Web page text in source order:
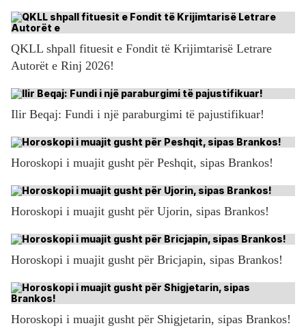
QKLL shpall fituesit e Fondit të Krijimtarisë Letrare
Autorët e Rinj 2026!
Ilir Beqaj: Fundi i një paraburgimi të pajustifikuar!
Horoskopi i muajit gusht për Peshqit, sipas Brankos!
Horoskopi i muajit gusht për Ujorin, sipas Brankos!
Horoskopi i muajit gusht për Bricjapin, sipas Brankos!
Horoskopi i muajit gusht për Shigjetarin, sipas Brankos!